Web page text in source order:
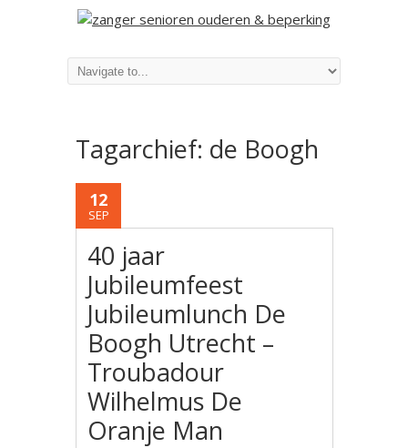
Tagarchief: de Boogh
12
SEP
40 jaar
Jubileumfeest
Jubileumlunch De
Boogh Utrecht –
Troubadour
Wilhelmus De
Oranje Man